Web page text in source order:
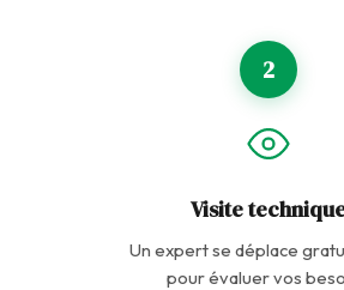
2
Visite
Un expert se déplace
pour évaluer vos